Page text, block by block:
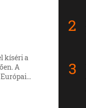
kíséri a
A